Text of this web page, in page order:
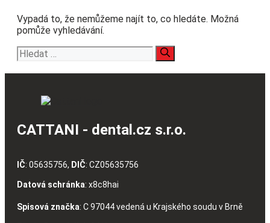
Vypadá to, že nemůžeme najít to, co hledáte. Možná
pomůže vyhledávání.
Hledat:
CATTANI - dental.cz s.r.o.
IČ: 05635756, DIČ: CZ05635756
Datová schránka: x8c8hai
Spisová značka: C 97044 vedená u Krajského soudu v Brně